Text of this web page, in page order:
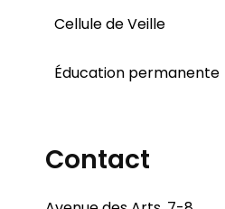
Cellule de Veille
Éducation permanente
Contact